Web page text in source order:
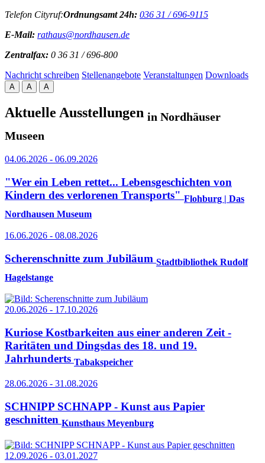
Telefon Cityruf:Ordnungsamt 24h: 036 31 / 696-9115
E-Mail: rathaus@nordhausen.de
Zentralfax: 0 36 31 / 696-800
Nachricht schreiben Stellenangebote Veranstaltungen Downloads
A A A
Aktuelle Ausstellungen in Nordhäuser
Museen
04.06.2026 - 06.09.2026
"Wer ein Leben rettet... Lebensgeschichten von
Kindern des verlorenen Transports" Flohburg | Das
Nordhausen Museum
16.06.2026 - 08.08.2026
Scherenschnitte zum Jubiläum Stadtbibliothek Rudolf
Hagelstange
20.06.2026 - 17.10.2026
Kuriose Kostbarkeiten aus einer anderen Zeit -
Raritäten und Dingsdas des 18. und 19.
Jahrhunderts Tabakspeicher
28.06.2026 - 31.08.2026
SCHNIPP SCHNAPP - Kunst aus Papier
geschnitten Kunsthaus Meyenburg
12.09.2026 - 03.01.2027